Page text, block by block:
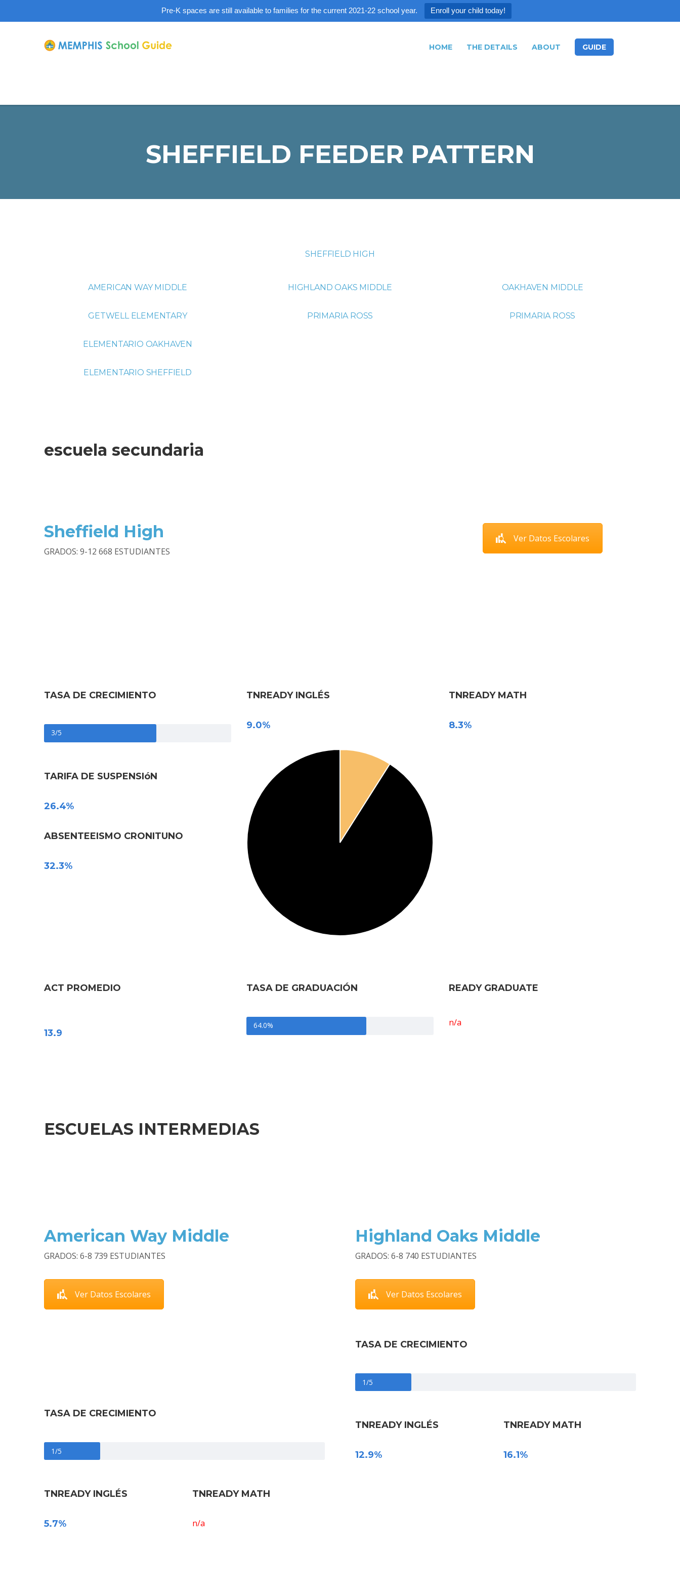
Pre-K spaces are still available to families for the current 2021-22 school year. Enroll your child today!
HOME THE DETAILS ABOUT GUIDE
SHEFFIELD FEEDER PATTERN
SHEFFIELD HIGH
AMERICAN WAY MIDDLE
GETWELL ELEMENTARY
ELEMENTARIO OAKHAVEN
ELEMENTARIO SHEFFIELD
HIGHLAND OAKS MIDDLE
PRIMARIA ROSS
OAKHAVEN MIDDLE
PRIMARIA ROSS
escuela secundaria
Sheffield High
GRADOS: 9-12 668 ESTUDIANTES
Ver Datos Escolares
TASA DE CRECIMIENTO
3/5
TARIFA DE SUSPENSIóN
26.4%
ABSENTEEISMO CRONITUNO
32.3%
TNREADY INGLÉS
9.0%
TNREADY MATH
8.3%
ACT PROMEDIO
13.9
TASA DE GRADUACIÓN
64.0%
READY GRADUATE
n/a
ESCUELAS INTERMEDIAS
American Way Middle
GRADOS: 6-8 739 ESTUDIANTES
Ver Datos Escolares
TASA DE CRECIMIENTO
1/5
TNREADY INGLÉS
5.7%
TNREADY MATH
n/a
Highland Oaks Middle
GRADOS: 6-8 740 ESTUDIANTES
Ver Datos Escolares
TASA DE CRECIMIENTO
1/5
TNREADY INGLÉS
12.9%
TNREADY MATH
16.1%